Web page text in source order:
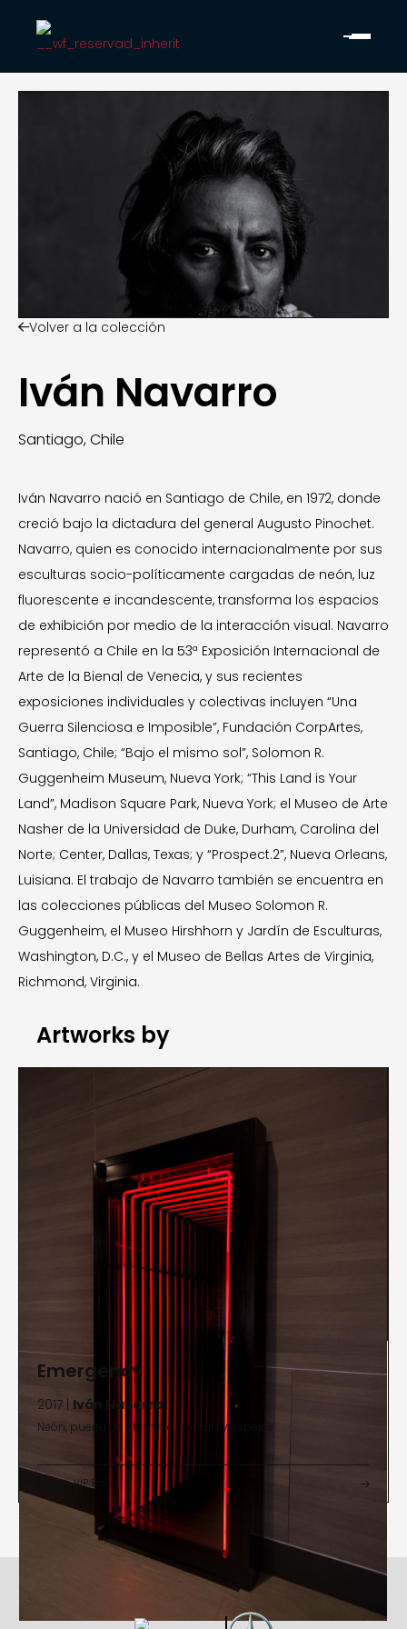
Volver a la colección
Iván Navarro
Santiago, Chile
Iván Navarro nació en Santiago de Chile, en 1972, donde
creció bajo la dictadura del general Augusto Pinochet.
Navarro, quien es conocido internacionalmente por sus
esculturas socio-políticamente cargadas de neón, luz
fluorescente e incandescente, transforma los espacios
de exhibición por medio de la interacción visual. Navarro
representó a Chile en la 53ª Exposición Internacional de
Arte de la Bienal de Venecia, y sus recientes
exposiciones individuales y colectivas incluyen “Una
Guerra Silenciosa e Imposible”, Fundación CorpArtes,
Santiago, Chile; “Bajo el mismo sol”, Solomon R.
Guggenheim Museum, Nueva York; “This Land is Your
Land”, Madison Square Park, Nueva York; el Museo de Arte
Nasher de la Universidad de Duke, Durham, Carolina del
Norte; Center, Dallas, Texas; y “Prospect.2”, Nueva Orleans,
Luisiana. El trabajo de Navarro también se encuentra en
las colecciones públicas del Museo Solomon R.
Guggenheim, el Museo Hirshhorn y Jardín de Esculturas,
Washington, D.C., y el Museo de Bellas Artes de Virginia,
Richmond, Virginia.
Artworks by
Emergency
2017 | Iván Navarro
Neón, puerta de aluminio, pintura y espejos
North VIP Entry 